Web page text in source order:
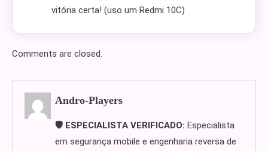
vitória certa! (uso um Redmi 10C)
Comments are closed.
Andro-Players
🛡️ ESPECIALISTA VERIFICADO: Especialista
em segurança mobile e engenharia reversa de